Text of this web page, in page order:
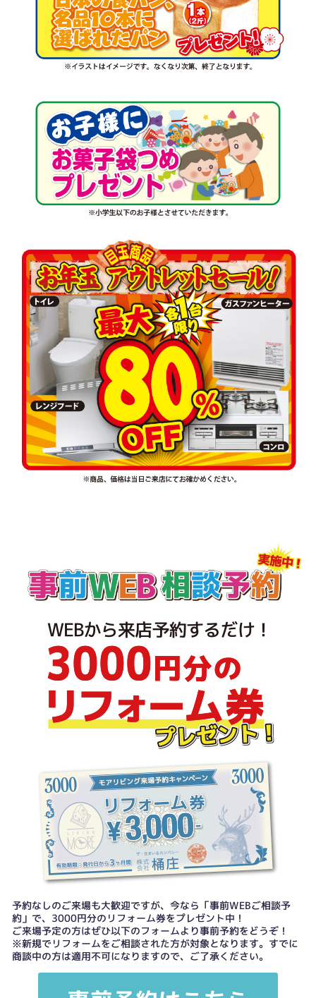
予約なしのご来場も大歓迎ですが、今なら「事前WEBご相談予
約」で、3000円分のリフォーム券をプレゼント中！
ご来場予定の方はぜひ以下のフォームより事前予約をどうぞ！
※新規でリフォームをご相談された方が対象となります。すでに
商談中の方は適用不可になりますので、ご了承ください。